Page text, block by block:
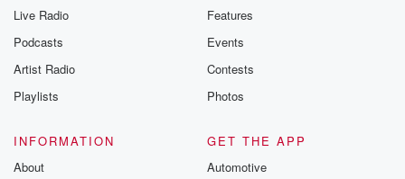
Live Radio
Podcasts
Artist Radio
Playlists
Features
Events
Contests
Photos
INFORMATION
About
GET THE APP
Automotive